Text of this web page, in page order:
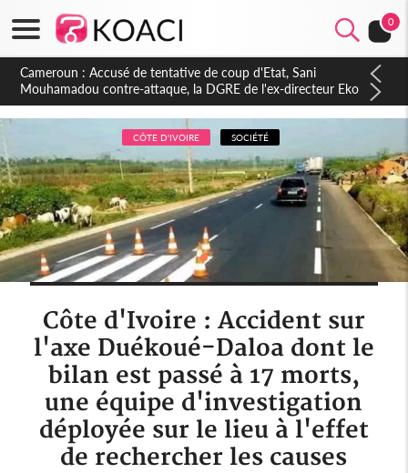
0
Cameroun : Un président absent, une nation sous tension, ce
que révèlent les marchés obligataires camerounais
CÔTE D'IVOIRE SOCIÉTÉ
Côte d'Ivoire : Accident sur
l'axe Duékoué-Daloa dont le
bilan est passé à 17 morts,
une équipe d'investigation
déployée sur le lieu à l'effet
de rechercher les causes